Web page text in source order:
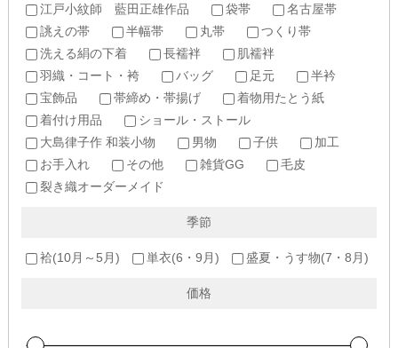
江戸小紋師 藍田正雄作品
袋帯
名古屋帯
誂えの帯
半幅帯 丸帯
つくり帯
洗える絹の下着
長襦袢
肌襦袢
羽織・コート・袴
バッグ 足元
半衿
宝飾品
帯締め・帯揚げ
着物用たとう紙
着付け用品
ショール・ストール
大島律子作 和装小物
男物 子供
加工
お手入れ
その他 雑貨GG
毛皮
裂き織オーダーメイド
季節
袷(10月～5月) 単衣(6・9月) 盛夏・うす物(7・8月)
価格